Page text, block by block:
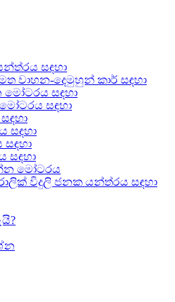
සඳහා
වාහන-දෙමුහුන් කාර් සඳහා
සඳහා
සඳහා
සඳහා
සඳහා
මෝටරය
විදුලි ජනක යන්ත්රය සඳහා